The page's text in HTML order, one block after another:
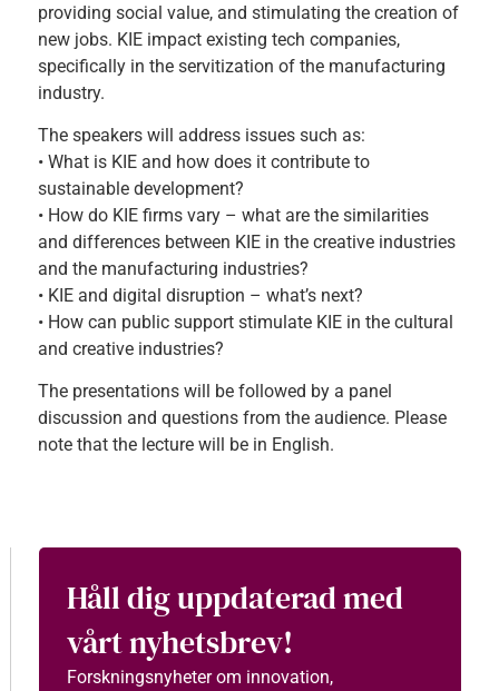
providing social value, and stimulating the creation of
new jobs. KIE impact existing tech companies,
specifically in the servitization of the manufacturing
industry.
The speakers will address issues such as:
• What is KIE and how does it contribute to
sustainable development?
• How do KIE firms vary – what are the similarities
and differences between KIE in the creative industries
and the manufacturing industries?
• KIE and digital disruption – what’s next?
• How can public support stimulate KIE in the cultural
and creative industries?
The presentations will be followed by a panel
discussion and questions from the audience. Please
note that the lecture will be in English.
Håll dig uppdaterad med
vårt nyhetsbrev!
Forskningsnyheter om innovation,